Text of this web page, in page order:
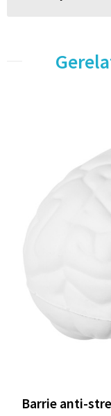
Barrie anti-